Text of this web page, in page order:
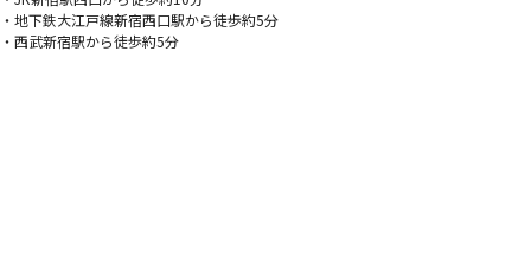
・地下鉄大江戸線新宿西口駅から徒歩約5分
・西武新宿駅から徒歩約5分